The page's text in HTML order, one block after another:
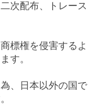
次配布、トレース
標権を侵害するよ
す。
、日本以外の国で